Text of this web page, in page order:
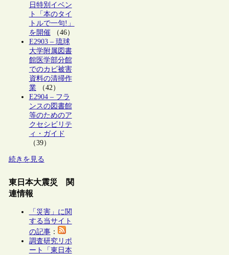
日特別イベン
ト「本のタイ
トルで一句!」
を開催（46）
E2903 – 琉球
大学附属図書
館医学部分館
でのカビ被害
資料の清掃作
業（42）
E2904 – フラ
ンスの図書館
等のためのア
クセシビリテ
ィ・ガイド
（39）
続きを見る
東日本大震災 関
連情報
「災害」に関
する当サイト
の記事：
調査研究リポ
ート「東日本